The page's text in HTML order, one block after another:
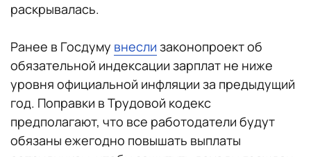
раскрывалась.
Ранее в Госдуму внесли законопроект об
обязательной индексации зарплат не ниже
уровня официальной инфляции за предыдущий
год. Поправки в Трудовой кодекс
предполагают, что все работодатели будут
обязаны ежегодно повышать выплаты